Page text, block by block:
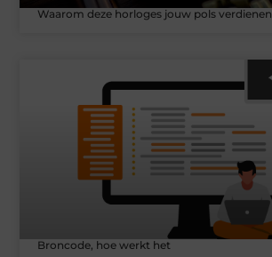
Waarom deze horloges jouw pols verdienen
Broncode, hoe werkt het